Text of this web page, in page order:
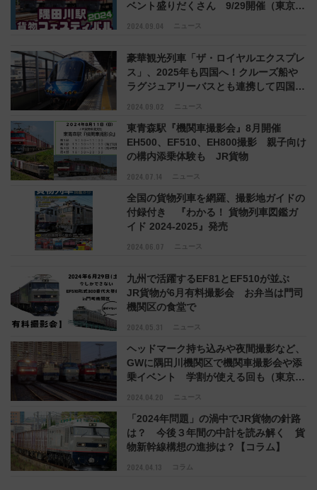
2024.09.04 ニュース
ベント盛りだくさん 9/29開催（東京都
2024.09.02 ニュース
豪華観光列車「ザ・ロイヤルエクスプレ
ス」、2025年も四国へ！クルーズ船や
ラグジュアリーバスとも連携して四国・
2024.07.14 ニュース
東青森駅『機関車撮影会』8月開催
EH500、EF510、EH800撮影 親子向け
の構内添乗体験も JR貨物
2024.06.07 ニュース
全国の貨物列車を網羅、撮影地ガイドの
付録付き 『わかる！ 貨物列車図鑑ガ
イド 2024-2025』発売
2024.05.31 ニュース
九州で活躍するEF81とEF510が並ぶ
JR貨物が6月有料撮影会 お弁当は門司
機関区の食堂で
2024.04.20 ニュース
ヘッドマーク持ち込みや夜間撮影など、
GWに隅田川機関区で機関車撮影会や添
乗イベント 学割が使える回も（東京都
2024.04.13 コラム
「2024年問題」の渦中でJR貨物の針路
は？ 今後３年間の中計を読み解く 貨
物新幹線構想の進捗は？【コラム】